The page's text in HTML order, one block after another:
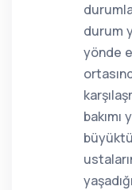
durum
yönde
bakımı